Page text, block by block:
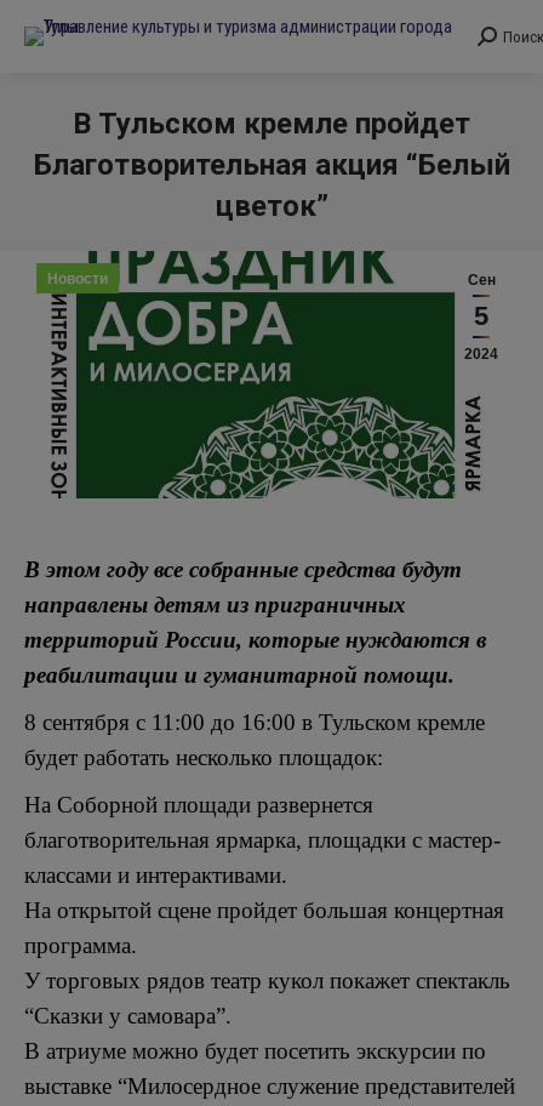
Поиск:
Поиск
В Тульском кремле пройдет
Благотворительная акция “Белый
цветок”
Сен
5
2024
Новости
В этом году все собранные средства будут
направлены детям из приграничных
территорий России, которые нуждаются в
реабилитации и гуманитарной помощи.
8 сентября с 11:00 до 16:00 в Тульском кремле
будет работать несколько площадок:
На Соборной площади развернется
благотворительная ярмарка, площадки с мастер-
классами и интерактивами.
На открытой сцене пройдет большая концертная
программа.
У торговых рядов театр кукол покажет спектакль
“Сказки у самовара”.
В атриуме можно будет посетить экскурсии по
выставке “Милосердное служение представителей